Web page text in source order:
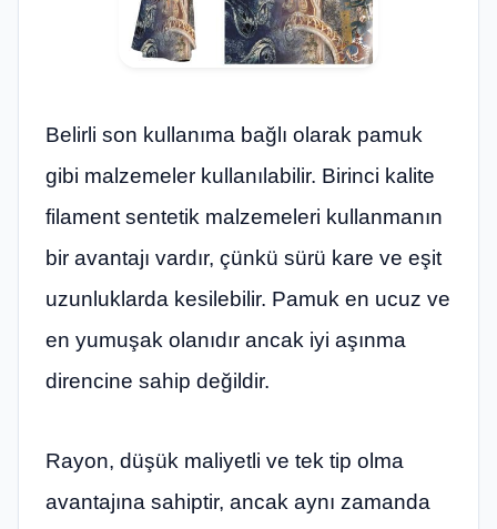
Belirli son kullanıma bağlı olarak pamuk
gibi malzemeler kullanılabilir. Birinci kalite
filament sentetik malzemeleri kullanmanın
bir avantajı vardır, çünkü sürü kare ve eşit
uzunluklarda kesilebilir. Pamuk en ucuz ve
en yumuşak olanıdır ancak iyi aşınma
direncine sahip değildir.
Rayon, düşük maliyetli ve tek tip olma
avantajına sahiptir, ancak aynı zamanda